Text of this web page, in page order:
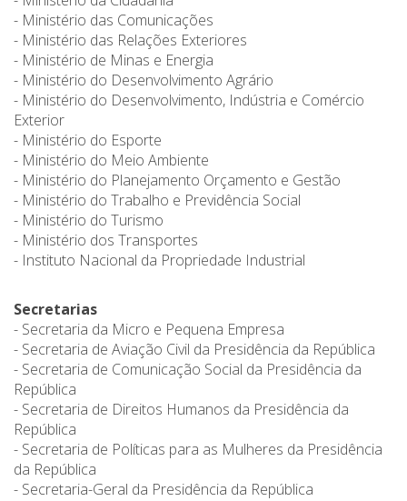
- Ministério das Comunicações
- Ministério das Relações Exteriores
- Ministério de Minas e Energia
- Ministério do Desenvolvimento Agrário
- Ministério do Desenvolvimento, Indústria e Comércio
Exterior
- Ministério do Esporte
- Ministério do Meio Ambiente
- Ministério do Planejamento Orçamento e Gestão
- Ministério do Trabalho e Previdência Social
- Ministério do Turismo
- Ministério dos Transportes
- Instituto Nacional da Propriedade Industrial
Secretarias
- Secretaria da Micro e Pequena Empresa
- Secretaria de Aviação Civil da Presidência da República
- Secretaria de Comunicação Social da Presidência da
República
- Secretaria de Direitos Humanos da Presidência da
República
- Secretaria de Políticas para as Mulheres da Presidência
da República
- Secretaria-Geral da Presidência da República